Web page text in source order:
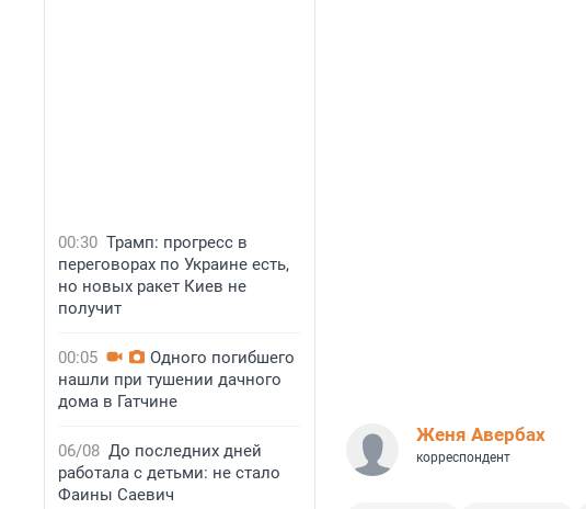
00:30 Трамп: прогресс в
переговорах по Украине есть,
но новых ракет Киев не
получит
00:05
Одного погибшего
нашли при тушении дачного
дома в Гатчине
06/08 До последних дней
работала с детьми: не стало
Фаины Саевич
Женя Авербах
корреспондент